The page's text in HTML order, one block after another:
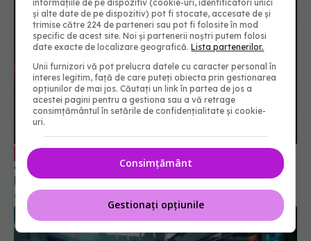
EXCLUSIV
Dezinformarea părinților condamnă
copiii la suferință: Ne gândim la soluții extreme.
Lucrurile astea sunt prea grave ca să fie lăsate la
decizia unor părinți care trăiesc într-o lume
paralelă
02 oct 2024, 08:52
informațiile de pe dispozitiv (cookie-uri, identificatori unici
și alte date de pe dispozitiv) pot fi stocate, accesate de și
trimise către 224 de parteneri sau pot fi folosite în mod
specific de acest site. Noi și partenerii noștri putem folosi
date exacte de localizare geografică.Lista partenerilor.
Unii furnizori vă pot prelucra datele cu caracter personal în
interes legitim, față de care puteți obiecta prin gestionarea
opțiunilor de mai jos. Căutați un link în partea de jos a
acestei pagini pentru a gestiona sau a vă retrage
consimțământul în setările de confidențialitate și cookie-
uri.
Consimțământ
Gestionați opțiunile